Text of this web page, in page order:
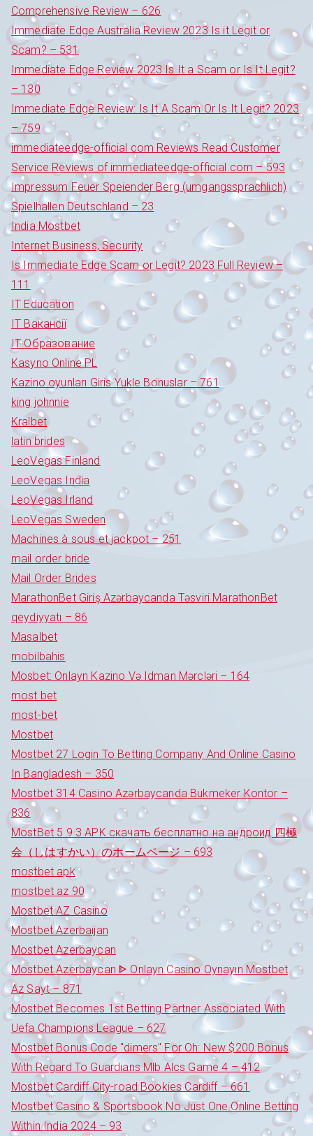
Comprehensive Review – 626
Immediate Edge Australia Review 2023 Is it Legit or
Scam? – 531
Immediate Edge Review 2023 Is It a Scam or Is It Legit?
– 130
Immediate Edge Review: Is It A Scam Or Is It Legit? 2023
– 759
immediateedge-official com Reviews Read Customer
Service Reviews of immediateedge-official.com – 593
Impressum Feuer Speiender Berg (umgangssprachlich)
Spielhallen Deutschland – 23
India Mostbet
Internet Business, Security
Is Immediate Edge Scam or Legit? 2023 Full Review –
111
IT Education
IT Вакансії
IT Образование
Kasyno Online PL
Kazino oyunları Giris Yukle Bonuslar – 761
king johnnie
Kralbet
latin brides
LeoVegas Finland
LeoVegas India
LeoVegas Irland
LeoVegas Sweden
Machines à sous et jackpot – 251
mail order bride
Mail Order Brides
MarathonBet Giriş Azərbaycanda Təsviri MarathonBet
qeydiyyatı – 86
Masalbet
mobilbahis
Mosbet: Onlayn Kazino Və Idman Mərcləri – 164
most bet
most-bet
Mostbet
Mostbet 27 Login To Betting Company And Online Casino
In Bangladesh – 350
Mostbet 314 Casino Azərbaycanda Bukmeker Kontor –
836
MostBet 5 9 3 APK скачать бесплатно на андроид 四極
会（しはすかい）のホームページ – 693
mostbet apk
mostbet az 90
Mostbet AZ Casino
Mostbet Azerbaijan
Mostbet Azerbaycan
Mostbet Azerbaycan ᐈ Onlayn Casino Oynayın Mostbet
Az Sayt – 871
Mostbet Becomes 1st Betting Partner Associated With
Uefa Champions League – 627
Mostbet Bonus Code "dimers" For Oh: New $200 Bonus
With Regard To Guardians Mlb Alcs Game 4 – 412
Mostbet Cardiff City-road Bookies Cardiff – 661
Mostbet Casino & Sportsbook No Just One Online Betting
Within India 2024 – 93